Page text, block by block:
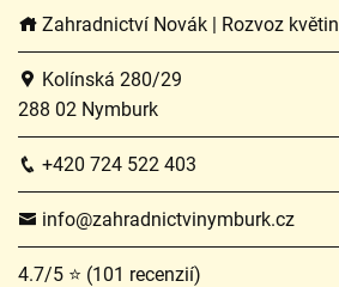
Zahradnictví Novák | Rozvoz květin
Kolínská 280/29
288 02 Nymburk
+420 724 522 403
info@zahradnictvinymburk.cz
4.7/5 ⭐ (101 recenzií)